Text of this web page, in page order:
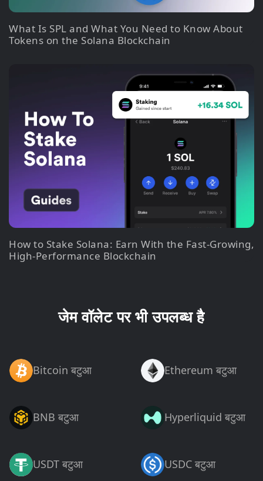
What Is SPL and What You Need to Know About
Tokens on the Solana Blockchain
How to Stake Solana: Earn With the Fast-Growing,
High-Performance Blockchain
जेम वॉलेट पर भी उपलब्ध है
Bitcoin बटुआ Ethereum बटुआ
BNB बटुआ Hyperliquid बटुआ
USDT बटुआ USDC बटुआ